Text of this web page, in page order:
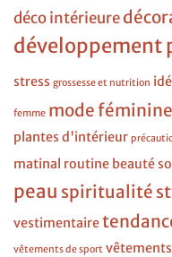
déco intérieure
développement
stress grossesse et nutrition
femme mode féminine
plantes d'intérieur
matinal routine beauté
peau spiritualité
vestimentaire
vêtements de sport